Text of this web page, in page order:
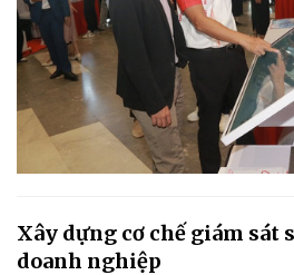
Xây dựng cơ chế giám sát
doanh nghiệp